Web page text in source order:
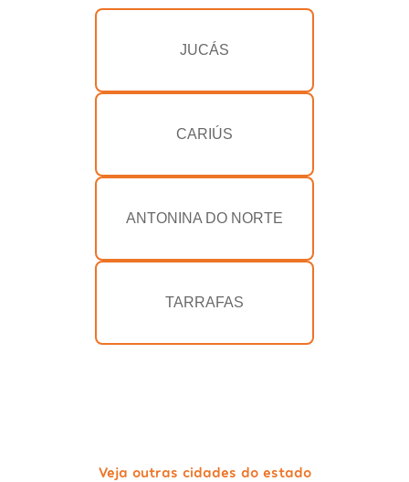
JUCÁS
CARIÚS
ANTONINA DO NORTE
TARRAFAS
Veja outras cidades do estado